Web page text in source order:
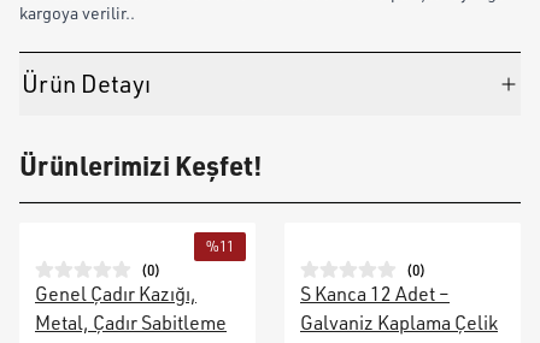
kargoya verilir..
Ürün Detayı
Ürünlerimizi Keşfet!
%11
(0)
Genel Çadır Kazığı,
Metal, Çadır Sabitleme
(0)
S Kanca 12 Adet –
Galvaniz Kaplama Çelik